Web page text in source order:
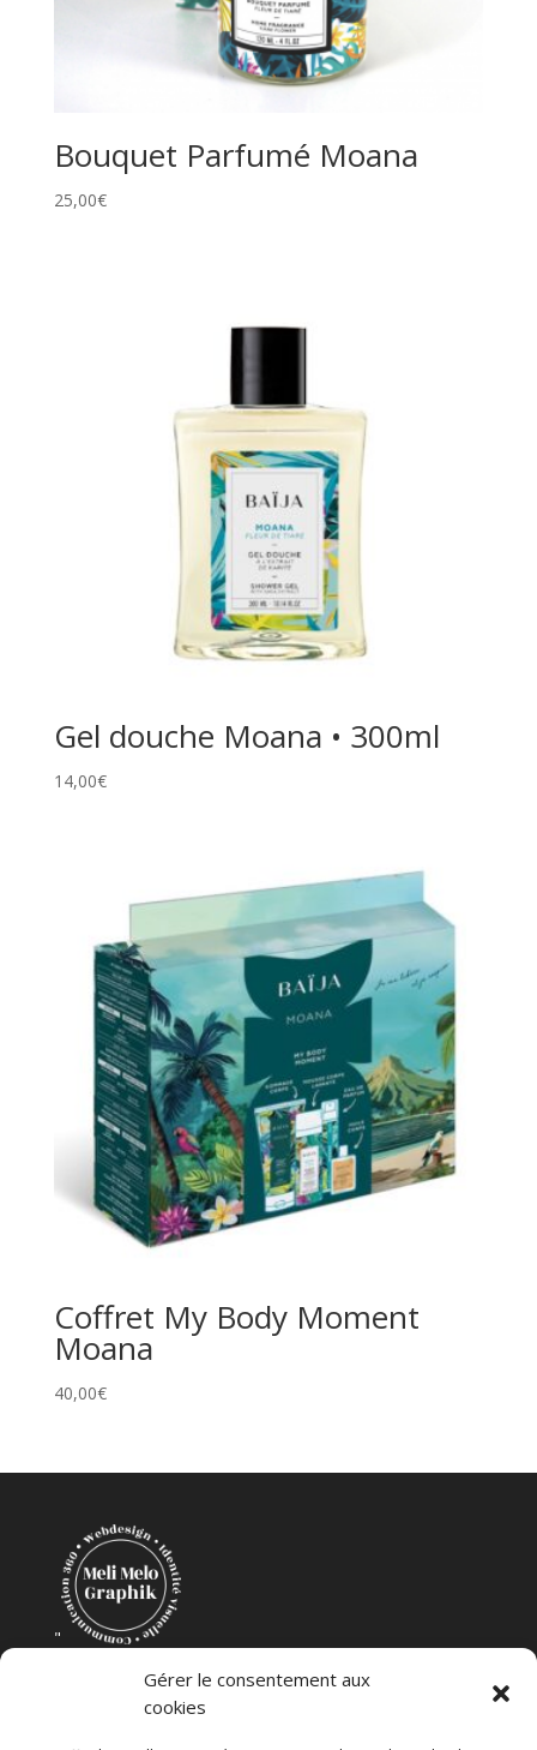
Gérer le consentement aux
cookies
Bouquet Parfumé Moana
25,00€
Gel douche Moana • 300ml
14,00€
Coffret My Body Moment
Moana
40,00€
"